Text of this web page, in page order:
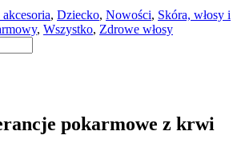
, Dziecko, Nowości, Skóra, włosy i
, Wszystko, Zdrowe włosy
pokarmowe z krwi